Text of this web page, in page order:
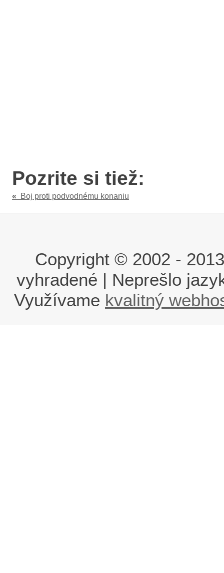
Pozrite si tiež:
« Boj proti podvodnému konaniu
Copyright © 2002 -
vyhradené | Neprešlo
Využívame kvalitný